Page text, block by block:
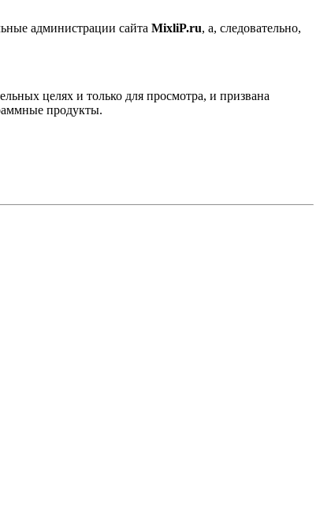
администрации сайта MixliP.ru, а, следовательно,
целях и только для просмотра, и призвана
продукты.